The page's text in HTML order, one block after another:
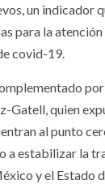
un indicador
para la
covid-19.
Gatell, quien
al punto
a estabilizar la
y el Estado